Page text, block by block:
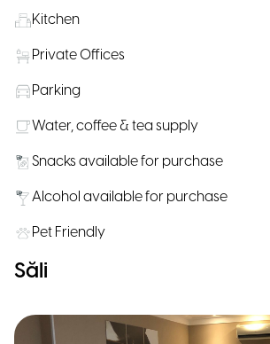
Kitchen
Private Offices
Parking
Water, coffee & tea supply
Snacks available for purchase
Alcohol available for purchase
Pet Friendly
Săli